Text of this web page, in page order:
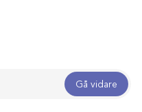
Gå vidare